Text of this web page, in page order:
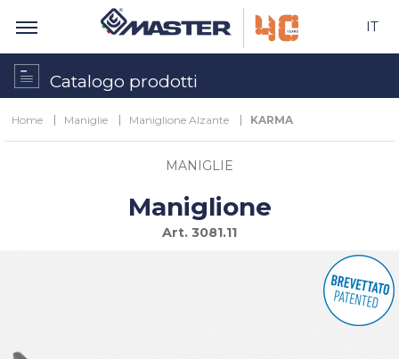
IT
Catalogo prodotti
Home Maniglie Maniglione Alzante KARMA
MANIGLIE
Maniglione
Art. 3081.11